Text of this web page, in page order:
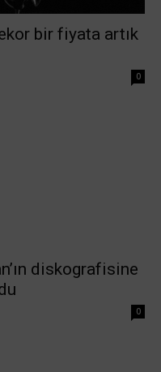
bir fiyata artık
0
diskografisine
0